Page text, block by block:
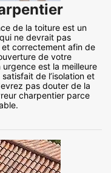
de la toiture est un
ne devrait pas
et correctement afin de
de votre
est la meilleure
de l’isolation et
pas douter de la
charpentier parce